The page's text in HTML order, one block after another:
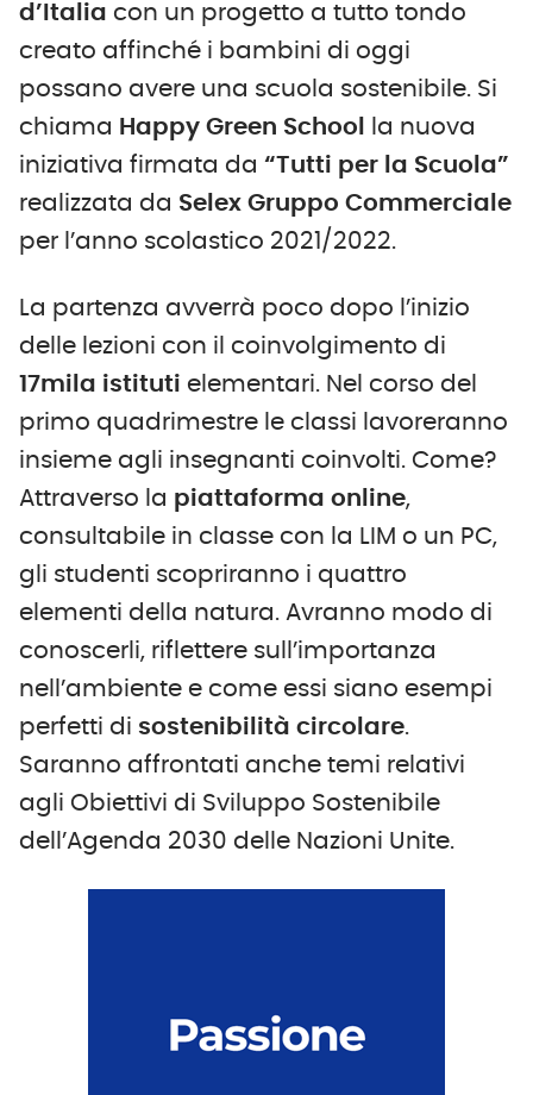
d’Italia con un progetto a tutto tondo
creato affinché i bambini di oggi
possano avere una scuola sostenibile. Si
chiama Happy Green School
la nuova
iniziativa firmata da “Tutti per la Scuola”
realizzata da Selex Gruppo Commerciale
per l’anno scolastico 2021/2022.
La partenza avverrà poco dopo l’inizio
delle lezioni con il coinvolgimento di
17mila istituti elementari. Nel corso del
primo quadrimestre le classi lavoreranno
insieme agli insegnanti coinvolti. Come?
Attraverso la piattaforma online,
consultabile in classe con la LIM o un PC,
gli studenti scopriranno i quattro
elementi della natura. Avranno modo di
conoscerli, riflettere sull’importanza
nell’ambiente e come essi siano esempi
perfetti di sostenibilità circolare.
Saranno affrontati anche temi relativi
agli Obiettivi di Sviluppo Sostenibile
dell’Agenda 2030 delle Nazioni Unite.